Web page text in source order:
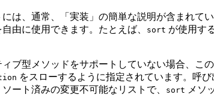
は、通常、「実装」の簡単な説明が含まれて
由に使用できます。たとえば、
sort が使用す
ブ型メソッドをサポートしていない場合、
をスローするように指定されています。呼
ート済みの変更不可能なリストで、
sort メソ